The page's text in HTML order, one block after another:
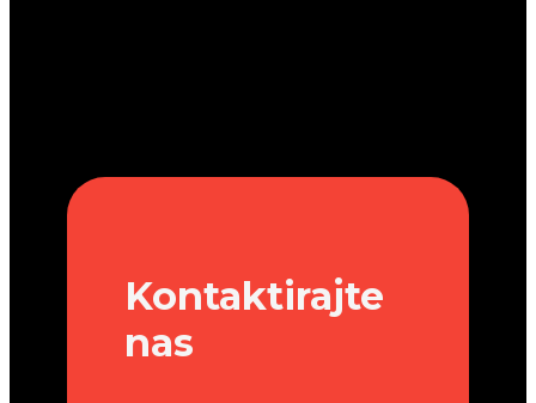
Kontaktirajte
nas